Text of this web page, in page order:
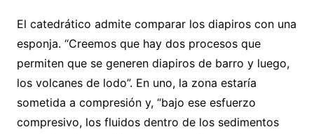
El catedrático admite comparar los diapiros con una
esponja. “Creemos que hay dos procesos que
permiten que se generen diapiros de barro y luego,
los volcanes de lodo”. En uno, la zona estaría
sometida a compresión y, “bajo ese esfuerzo
compresivo, los fluidos dentro de los sedimentos